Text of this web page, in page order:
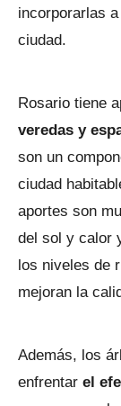
incorporarlas
ciudad.
Rosario tiene
veredas y
son un
ciudad
aportes son
del sol y calor
los niveles de
mejoran la
Además, los
enfrentar el